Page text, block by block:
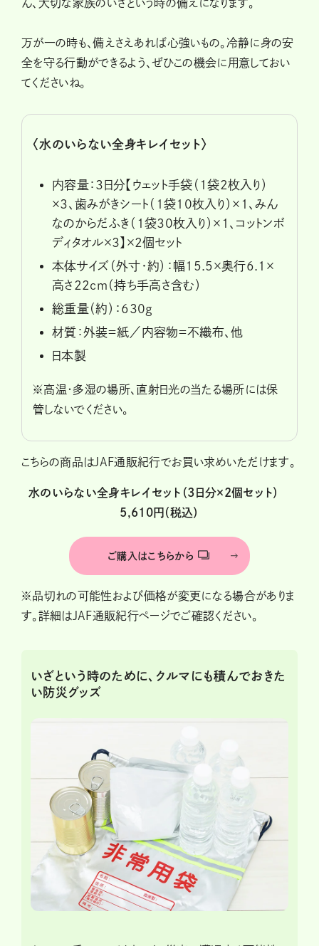
ん、大切な家族のいざという時の備えになります。
万が一の時も、備えさえあれば心強いもの。冷静に身の安
全を守る行動ができるよう、ぜひこの機会に用意しておい
てくださいね。
〈水のいらない全身キレイセット〉
内容量：3日分【ウェット手袋（1袋2枚入り）
×3、歯みがきシート（1袋10枚入り）×1、みん
なのからだふき（1袋30枚入り）×1、コットンボ
ディタオル×3】×2個セット
本体サイズ（外寸・約）：幅15.5×奥行6.1×
高さ22cm（持ち手高さ含む）
総重量（約）：630g
材質：外装＝紙／内容物＝不織布、他
日本製
※高温・多湿の場所、直射日光の当たる場所には保
管しないでください。
こちらの商品はJAF通販紀行でお買い求めいただけます。
水のいらない全身キレイセット（3日分×2個セット）
5,610円（税込）
ご購入はこちらから
※品切れの可能性および価格が変更になる場合がありま
す。詳細はJAF通販紀行ページでご確認ください。
いざという時のために、クルマにも積んでおきた
い防災グッズ